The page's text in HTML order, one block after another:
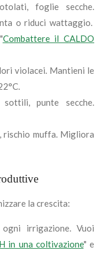
foglie secche.
o riduci wattaggio.
Combattere il CALDO
violacei. Mantieni le
punte secche.
rischio muffa. Migliora
la crescita:
irrigazione. Vuoi
in una coltivazione" e